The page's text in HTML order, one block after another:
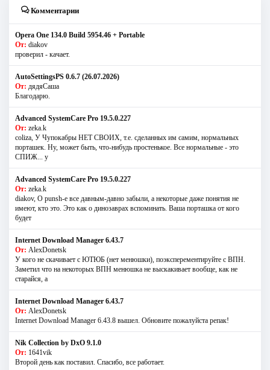
Комментарии
Opera One 134.0 Build 5954.46 + Portable
От: diakov
проверил - качает.
AutoSettingsPS 0.6.7 (26.07.2026)
От: дядяСаша
Благодарю.
Advanced SystemCare Pro 19.5.0.227
От: zeka.k
coliza, У Чупокабры НЕТ СВОИХ, т.е. сделанных им самим, нормальных
порташек. Ну, может быть, что-нибудь простенькое. Все нормальные - это
СПИЖ... у
Advanced SystemCare Pro 19.5.0.227
От: zeka.k
diakov, О punsh-е все давным-давно забыли, а некоторые даже понятия не
имеют, кто это. Это как о динозаврах вспоминать. Ваша порташка от кого
будет
Internet Download Manager 6.43.7
От: AlexDonetsk
У кого не скачивает с ЮТЮБ (нет менюшки), поэксперементируйте с ВПН.
Заметил что на некоторых ВПН менюшка не выскакивает вообще, как не
старайся, а
Internet Download Manager 6.43.7
От: AlexDonetsk
Internet Download Manager 6.43.8 вышел. Обновите пожалуйста репак!
Nik Collection by DxO 9.1.0
От: 1641vik
Второй день как поставил. Спасибо, все работает.